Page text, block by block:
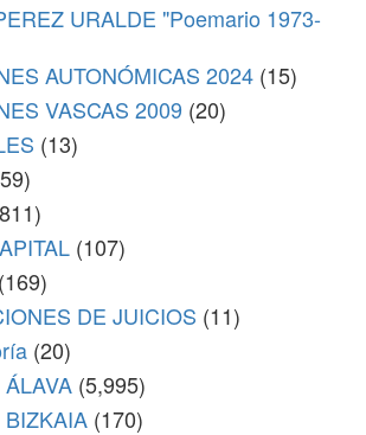
URALDE "Poemario 1973-
AUTONÓMICAS 2024 (15)
VASCAS 2009 (20)
(13)
(107)
(169)
DE JUICIOS (11)
(20)
(5,995)
(170)